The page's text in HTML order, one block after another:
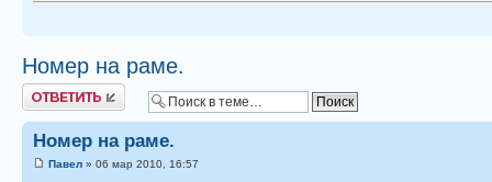
Номер на раме.
Ответить
Номер на раме.
Павел » 06 мар 2010, 16:57